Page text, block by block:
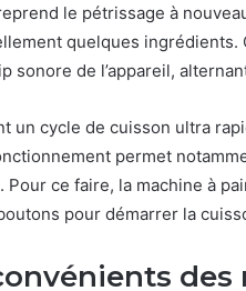
le pétrissage à
quelques ingrédients.
sonore de l’appareil,
un cycle de cuisson ultra
permet
ce faire, la machine à
pour démarrer la
des